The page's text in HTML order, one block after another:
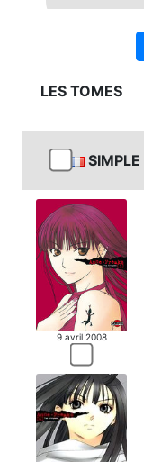
LES TOMES
SIMPLE
9 avril 2008